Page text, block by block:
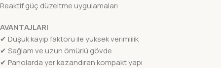
Reaktif güç düzeltme uygulamaları
AVANTAJLARI
✔ Düşük kayıp faktörü ile yüksek verimlilik
✔ Sağlam ve uzun ömürlü gövde
✔ Panolarda yer kazandıran kompakt yapı